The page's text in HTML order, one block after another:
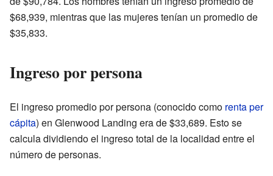
$68,939, mientras que las mujeres tenían un promedio de
$35,833.
Ingreso por persona
El ingreso promedio por persona (conocido como renta per
cápita) en Glenwood Landing era de $33,689. Esto se
calcula dividiendo el ingreso total de la localidad entre el
número de personas.